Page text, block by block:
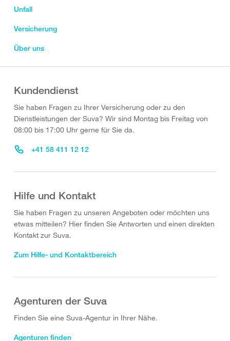
Unfall
Versicherung
Über uns
Kundendienst
Sie haben Fragen zu Ihrer Versicherung oder zu den
Dienstleistungen der Suva? Wir sind Montag bis Freitag von
08:00 bis 17:00 Uhr gerne für Sie da.
+41 58 411 12 12
Hilfe und Kontakt
Sie haben Fragen zu unseren Angeboten oder möchten uns
etwas mitteilen? Hier finden Sie Antworten und einen direkten
Kontakt zur Suva.
Zum Hilfe- und Kontaktbereich
Agenturen der Suva
Finden Sie eine Suva-Agentur in Ihrer Nähe.
Agenturen finden